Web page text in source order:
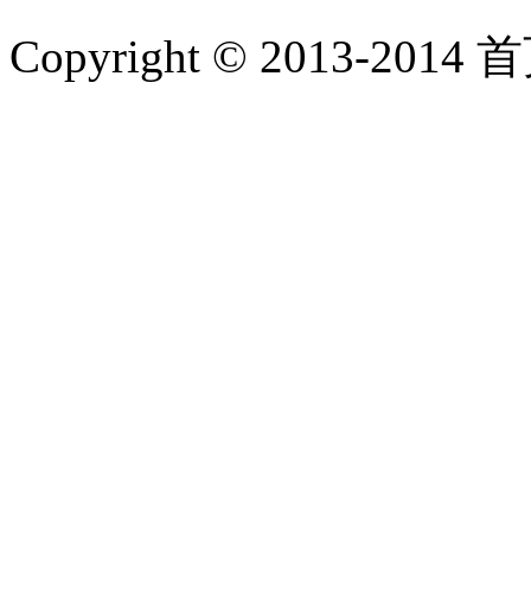
Copyright © 2013-2014